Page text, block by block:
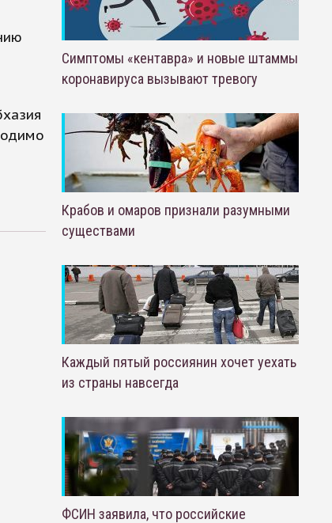
Симптомы «кентавра» и новые штаммы
коронавируса вызывают тревогу
Крабов и омаров признали разумными
существами
Каждый пятый россиянин хочет уехать
из страны навсегда
ФСИН заявила, что российские